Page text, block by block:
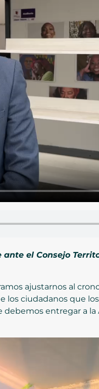
el Consejo
ajustarnos al
los ciudadanos que
entregar a la